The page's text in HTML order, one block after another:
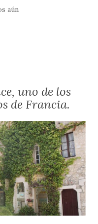
aún
uno de los
de Francia.